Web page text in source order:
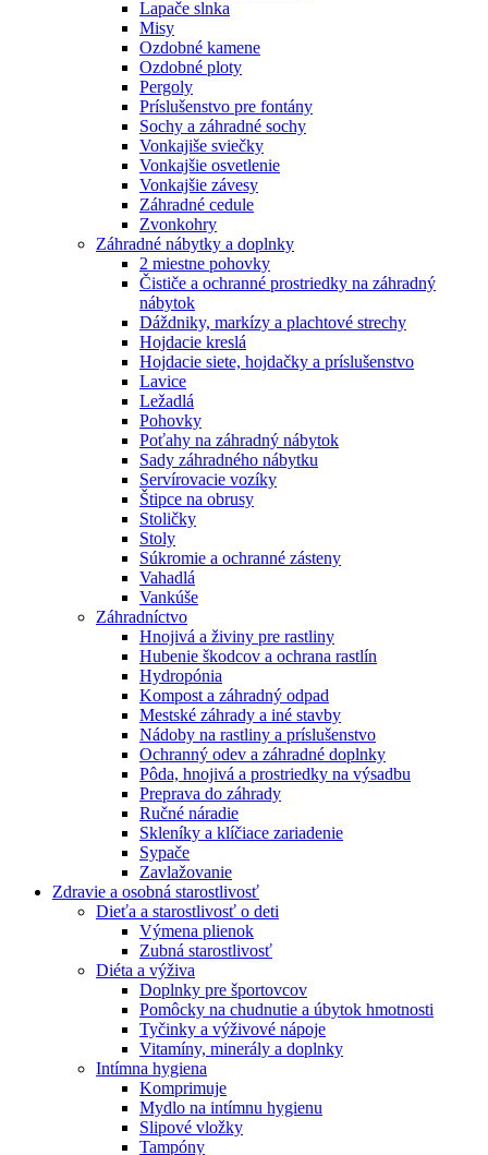
Lapače slnka
Misy
Ozdobné kamene
Ozdobné ploty
Pergoly
Príslušenstvo pre fontány
Sochy a záhradné sochy
Vonkajiše sviečky
Vonkajšie osvetlenie
Vonkajšie závesy
Záhradné cedule
Zvonkohry
Záhradné nábytky a doplnky
2 miestne pohovky
Čističe a ochranné prostriedky na záhradný
nábytok
Dáždniky, markízy a plachtové strechy
Hojdacie kreslá
Hojdacie siete, hojdačky a príslušenstvo
Lavice
Ležadlá
Pohovky
Poťahy na záhradný nábytok
Sady záhradného nábytku
Servírovacie vozíky
Štipce na obrusy
Stoličky
Stoly
Súkromie a ochranné zásteny
Vahadlá
Vankúše
Záhradníctvo
Hnojivá a živiny pre rastliny
Hubenie škodcov a ochrana rastlín
Hydropónia
Kompost a záhradný odpad
Mestské záhrady a iné stavby
Nádoby na rastliny a príslušenstvo
Ochranný odev a záhradné doplnky
Pôda, hnojivá a prostriedky na výsadbu
Preprava do záhrady
Ručné náradie
Skleníky a klíčiace zariadenie
Sypače
Zavlažovanie
Zdravie a osobná starostlivosť
Dieťa a starostlivosť o deti
Výmena plienok
Zubná starostlivosť
Diéta a výživa
Doplnky pre športovcov
Pomôcky na chudnutie a úbytok hmotnosti
Tyčinky a výživové nápoje
Vitamíny, minerály a doplnky
Intímna hygiena
Komprimuje
Mydlo na intímnu hygienu
Slipové vložky
Tampóny